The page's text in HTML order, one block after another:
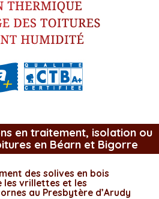
en traitement, isolation ou
en Béarn et Bigorre
des solives en bois
les vrillettes et les
au Presbytère d’Arudy